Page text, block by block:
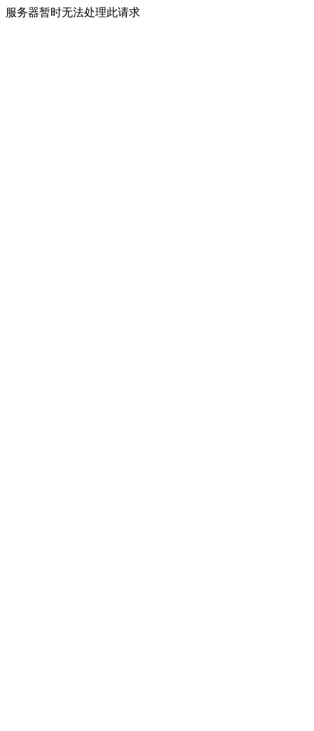
服务器暂时无法处理此请求